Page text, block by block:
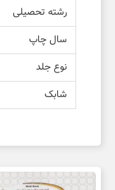
رشته تحصیلی
سال چاپ
نوع جلد
شابک